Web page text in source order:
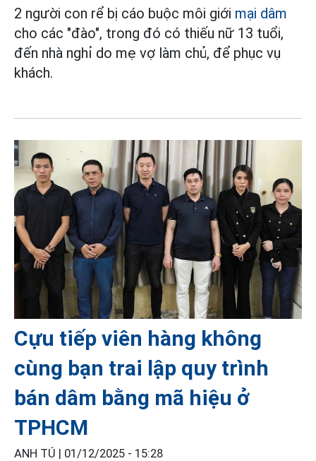
2 người con rể bị cáo buộc môi giới mại dâm
cho các "đào", trong đó có thiếu nữ 13 tuổi,
đến nhà nghỉ do mẹ vợ làm chủ, để phục vụ
khách.
Cựu tiếp viên hàng không
cùng bạn trai lập quy trình
bán dâm bằng mã hiệu ở
TPHCM
ANH TÚ | 01/12/2025 - 15:28